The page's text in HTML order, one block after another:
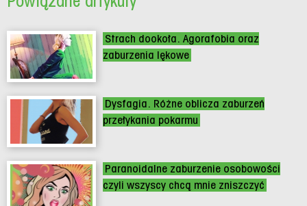
Strach dookoła. Agorafobia oraz
zaburzenia lękowe
Dysfagia. Różne oblicza zaburzeń
przełykania pokarmu
Paranoidalne zaburzenie osobowości
czyli wszyscy chcą mnie zniszczyć